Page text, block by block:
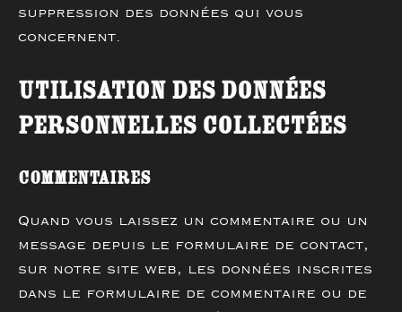
suppression des données qui vous
concernent.
Utilisation des données
personnelles collectées
Commentaires
Quand vous laissez un commentaire ou un
message depuis le formulaire de contact,
sur notre site web, les données inscrites
dans le formulaire de commentaire ou de